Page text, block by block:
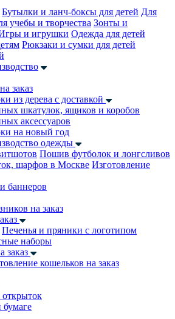
Бутылки и ланч-боксы для детей Для
учебы и творчества Зонты и
и игрушки Одежда для детей
Рюкзаки и сумки для детей
заказ
из дерева с доставкой
шкатулок, ящиков и коробов
аксессуаров
на новый год
одежды
Пошив футболок и лонгсливов
шарфов в Москве Изготовление
баннеров
на заказ
Печенья и пряники с логотипом
наборы
заказ
кошельков на заказ
бумаге